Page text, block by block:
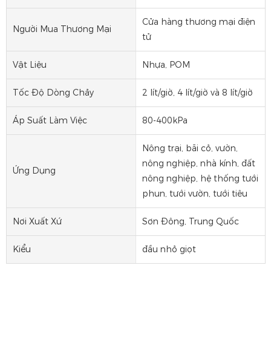
Người Mua Thương Mại
Cửa hàng thương mại điện
tử
Vật Liệu Nhựa, POM
Tốc Độ Dòng Chảy 2 lít/giờ, 4 lít/giờ và 8 lít/giờ
Áp Suất Làm Việc 80-400kPa
Ứng Dụng
Nông trại, bãi cỏ, vườn,
nông nghiệp, nhà kính, đất
nông nghiệp, hệ thống tưới
phun, tưới vườn, tưới tiêu
Nơi Xuất Xứ Sơn Đông, Trung Quốc
Kiểu đầu nhỏ giọt